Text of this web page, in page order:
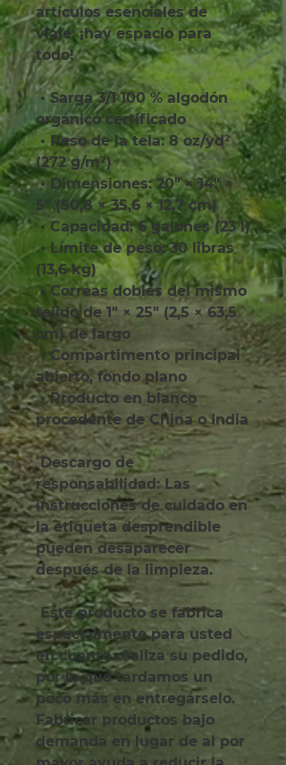
artículos esenciales de
viaje: ¡hay espacio para
todo!
orgánico certificado
(272 g/m²)
• Dimensiones: 20″ × 14″ ×
5″ (50,8 × 35,6 × 12,7 cm)
• Capacidad: 6 galones (23 l)
• Límite de peso: 30 libras
(13,6 kg)
• Correas dobles del mismo
tejido de 1″ × 25″ (2,5 × 63,5
cm) de largo
• Compartimento principal
abierto, fondo plano
• Producto en blanco
procedente de China o India
Descargo de
responsabilidad: Las
instrucciones de cuidado en
la etiqueta desprendible
pueden desaparecer
después de la limpieza.
especialmente para usted
en cuanto realiza su pedido,
por lo que tardamos un
poco más en entregárselo.
Fabricar productos bajo
demanda en lugar de al por